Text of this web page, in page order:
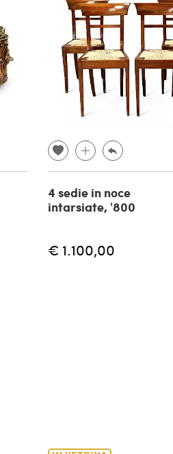
4 sedie in noce
intarsiate, '800
€ 1.100,00